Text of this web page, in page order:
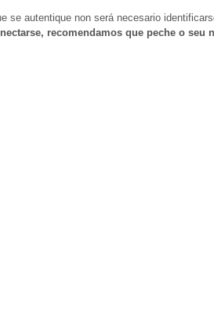
se autentique non será necesario
recomendamos que peche o seu